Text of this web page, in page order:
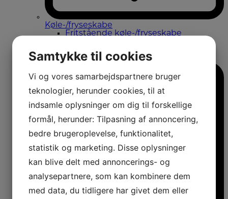
Køle-/fryseskabe
Fritstående køle-/fryseskabe
Køleskabe med fryseboks
Amerikanerkøleskabe
Samtykke til cookies
Vi og vores samarbejdspartnere bruger
teknologier, herunder cookies, til at
indsamle oplysninger om dig til forskellige
formål, herunder: Tilpasning af annoncering,
bedre brugeroplevelse, funktionalitet,
statistik og marketing. Disse oplysninger
kan blive delt med annoncerings- og
analysepartnere, som kan kombinere dem
med data, du tidligere har givet dem eller